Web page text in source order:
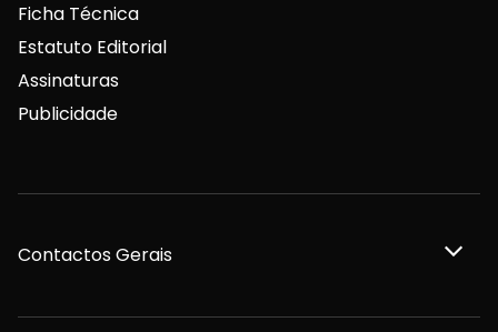
Ficha Técnica
Estatuto Editorial
Assinaturas
Publicidade
Contactos Gerais